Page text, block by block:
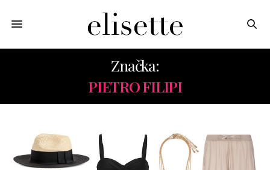
Značka:
PIETRO FILIPI